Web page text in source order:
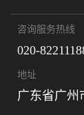
咨询服务热线
020-
地址
广东省广州